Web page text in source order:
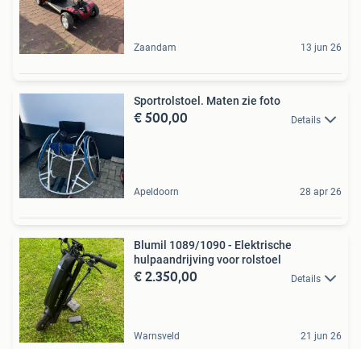
Zaandam 13 jun 26
Sportrolstoel. Maten zie foto
€ 500,00 Details
Apeldoorn 28 apr 26
Blumil 1089/1090 - Elektrische
hulpaandrijving voor rolstoel
€ 2.350,00 Details
Warnsveld 21 jun 26